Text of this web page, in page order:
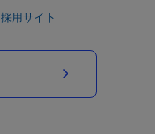
採用サイト